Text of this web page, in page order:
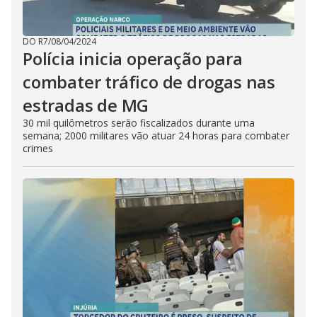
DO R7/08/04/2024
Polícia inicia operação para
combater tráfico de drogas nas
estradas de MG
30 mil quilômetros serão fiscalizados durante uma
semana; 2000 militares vão atuar 24 horas para combater
crimes